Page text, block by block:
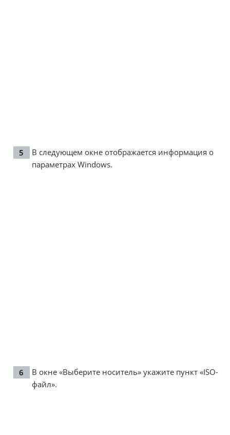
В следующем окне отображается информация о
параметрах Windows.
В окне «Выберите носитель» укажите пункт «ISO-
файл».